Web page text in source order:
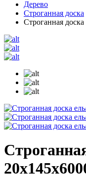
Дерево
Строганная доска
Строганная